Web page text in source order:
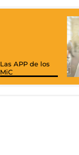
Las APP de los
MiC